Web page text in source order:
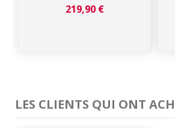
219,90 €
LES CLIENTS QUI ONT